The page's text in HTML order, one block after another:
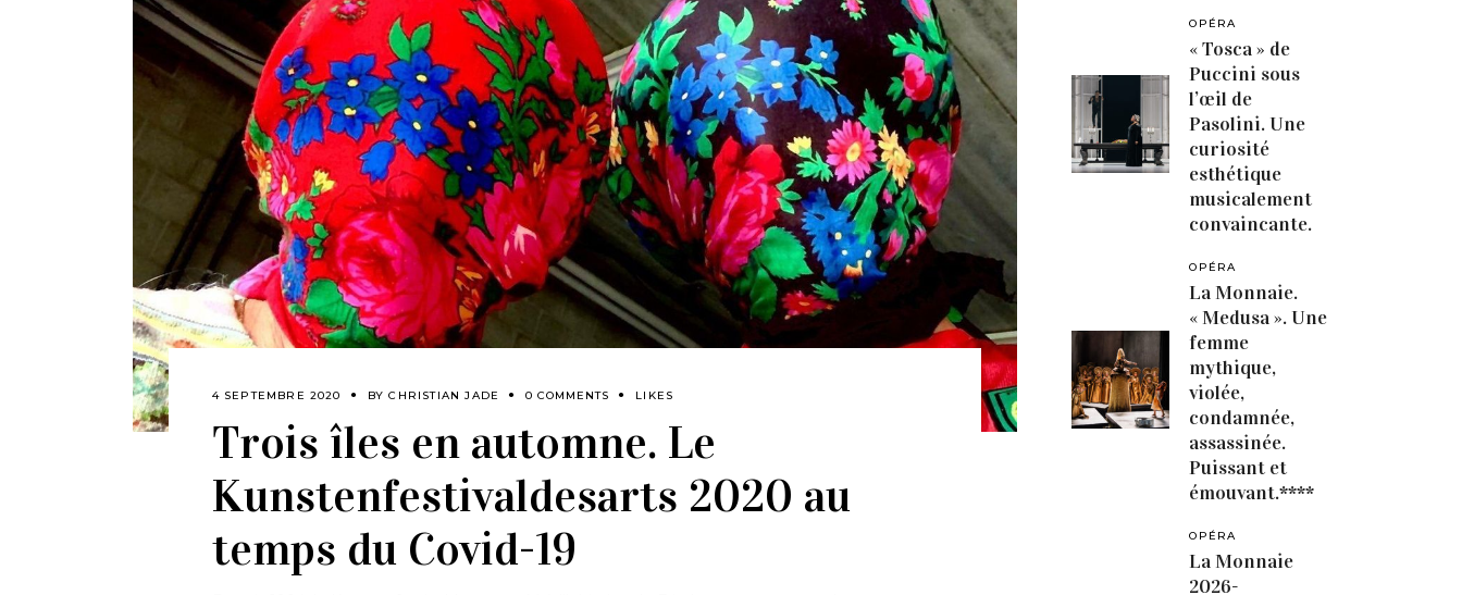
4 SEPTEMBRE 2020 BYCHRISTIAN JADE 0 COMMENTS LIKES
Trois îles en automne. Le
Kunstenfestivaldesarts 2020 au
temps du Covid-19
OPÉRA
« Tosca » de
Puccini sous
l’œil de
Pasolini. Une
curiosité
esthétique
musicalement
convaincante.
OPÉRA
La Monnaie.
« Medusa ». Une
femme
mythique,
violée,
condamnée,
assassinée.
Puissant et
émouvant.****
OPÉRA
La Monnaie
2026-